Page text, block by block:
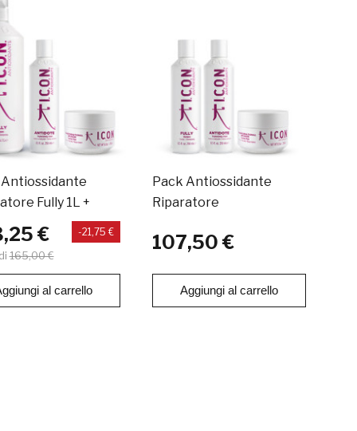
Fully 1L +
+ Infusion
€
165,00 €
-21,75 €
al carrello
Pack Antiossidante
Riparatore
107,50 €
Aggiungi al carrello